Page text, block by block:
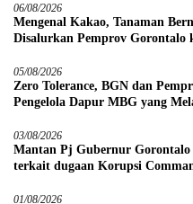
06/08/2026
Mengenal Kakao, Tanaman
Disalurkan Pemprov Gorontalo
05/08/2026
Zero Tolerance, BGN dan
Pengelola Dapur MBG yang
03/08/2026
Mantan Pj Gubernur Gorontalo
terkait dugaan Korupsi
01/08/2026